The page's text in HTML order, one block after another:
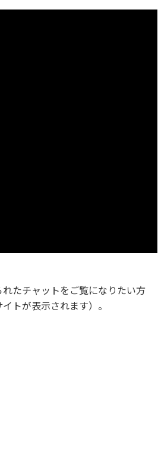
たチャットをご覧になりたい方
トが表示されます）。